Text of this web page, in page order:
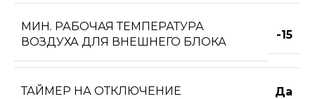
МИН. РАБОЧАЯ ТЕМПЕРАТУРА
ВОЗДУХА ДЛЯ ВНЕШНЕГО БЛОКА
-15
ТАЙМЕР НА ОТКЛЮЧЕНИЕ Да